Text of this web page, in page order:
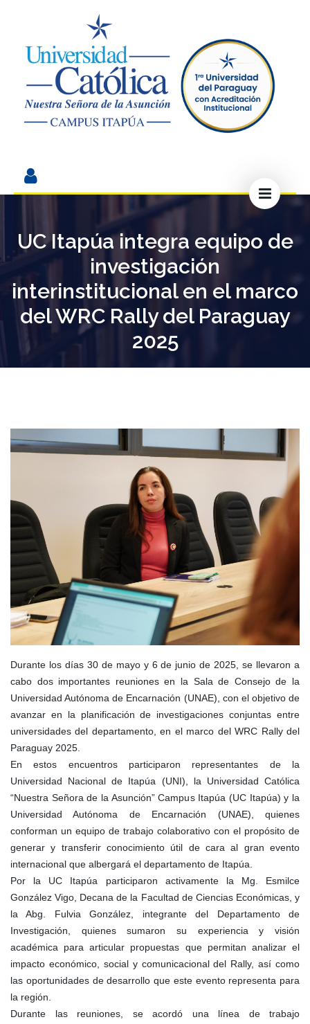
UC Itapúa integra equipo de
investigación
interinstitucional en el marco
del WRC Rally del Paraguay
2025
Durante los días 30 de mayo y 6 de junio de 2025, se llevaron a
cabo dos importantes reuniones en la Sala de Consejo de la
Universidad Autónoma de Encarnación (UNAE), con el objetivo de
avanzar en la planificación de investigaciones conjuntas entre
universidades del departamento, en el marco del WRC Rally del
Paraguay 2025.
En estos encuentros participaron representantes de la
Universidad Nacional de Itapúa (UNI), la Universidad Católica
“Nuestra Señora de la Asunción” Campus Itapúa (UC Itapúa) y la
Universidad Autónoma de Encarnación (UNAE), quienes
conforman un equipo de trabajo colaborativo con el propósito de
generar y transferir conocimiento útil de cara al gran evento
internacional que albergará el departamento de Itapúa.
Por la UC Itapúa participaron activamente la Mg. Esmilce
González Vigo, Decana de la Facultad de Ciencias Económicas, y
la Abg. Fulvia González, integrante del Departamento de
Investigación, quienes sumaron su experiencia y visión
académica para articular propuestas que permitan analizar el
impacto económico, social y comunicacional del Rally, así como
las oportunidades de desarrollo que este evento representa para
la región.
Durante las reuniones, se acordó una línea de trabajo